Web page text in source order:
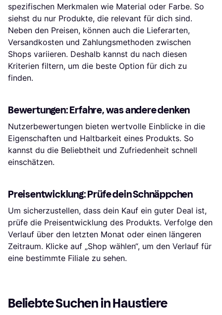
spezifischen Merkmalen wie Material oder Farbe. So
siehst du nur Produkte, die relevant für dich sind.
Neben den Preisen, können auch die Lieferarten,
Versandkosten und Zahlungsmethoden zwischen
Shops variieren. Deshalb kannst du nach diesen
Kriterien filtern, um die beste Option für dich zu
finden.
Bewertungen: Erfahre, was andere denken
Nutzerbewertungen bieten wertvolle Einblicke in die
Eigenschaften und Haltbarkeit eines Produkts. So
kannst du die Beliebtheit und Zufriedenheit schnell
einschätzen.
Preisentwicklung: Prüfe dein Schnäppchen
Um sicherzustellen, dass dein Kauf ein guter Deal ist,
prüfe die Preisentwicklung des Produkts. Verfolge den
Verlauf über den letzten Monat oder einen längeren
Zeitraum. Klicke auf „Shop wählen“, um den Verlauf für
eine bestimmte Filiale zu sehen.
Beliebte Suchen in Haustiere